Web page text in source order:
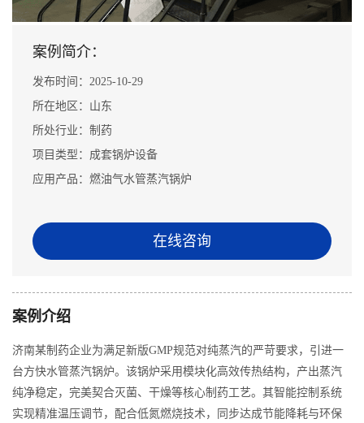
案例简介：
发布时间：2025-10-29
所在地区：山东
所处行业：制药
项目类型：成套锅炉设备
应用产品：燃油气水管蒸汽锅炉
在线咨询
案例介绍
济南某制药企业为满足新版GMP规范对纯蒸汽的严苛要求，引进一
台方快水管蒸汽锅炉。该锅炉采用模块化高效传热结构，产出蒸汽
纯净稳定，完美契合灭菌、干燥等核心制药工艺。其智能控制系统
实现精准温压调节，配合低氮燃烧技术，同步达成节能降耗与环保